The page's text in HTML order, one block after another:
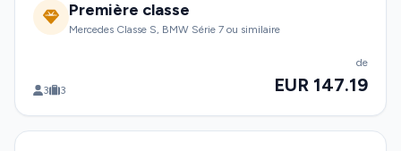
Première classe
Mercedes Classe S, BMW Série 7 ou similaire
3 3
de
EUR 147.19